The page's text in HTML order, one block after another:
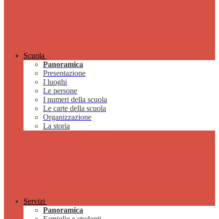
Scuola
Panoramica
Presentazione
I luoghi
Le persone
I numeri della scuola
Le carte della scuola
Organizzazione
La storia
Servizi
Panoramica